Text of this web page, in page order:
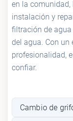
en la
instalación y
filtración de
del agua. Con un
profesionalidad,
confiar.
Cambio de